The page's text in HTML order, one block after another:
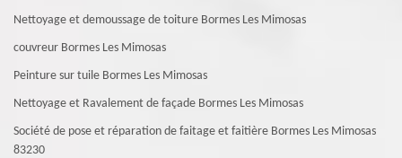
Nettoyage et demoussage de toiture Bormes Les Mimosas
couvreur Bormes Les Mimosas
Peinture sur tuile Bormes Les Mimosas
Nettoyage et Ravalement de façade Bormes Les Mimosas
Société de pose et réparation de faitage et faitière Bormes Les Mimosas
83230